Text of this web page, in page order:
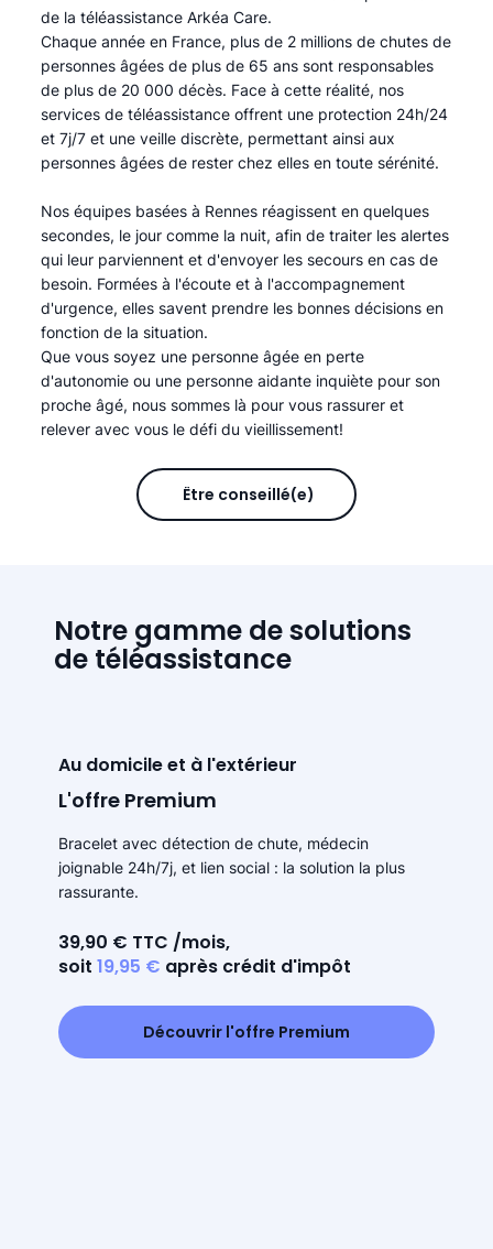
de la téléassistance Arkéa Care.
Chaque année en France, plus de 2 millions de chutes de
personnes âgées de plus de 65 ans sont responsables
de plus de 20 000 décès. Face à cette réalité, nos
services de téléassistance offrent une protection 24h/24
et 7j/7 et une veille discrète, permettant ainsi aux
personnes âgées de rester chez elles en toute sérénité.​
Nos équipes basées à Rennes réagissent en quelques
secondes, le jour comme la nuit, afin de traiter les alertes
qui leur parviennent et d'envoyer les secours en cas de
besoin. Formées à l'écoute et à l'accompagnement
d'urgence, elles savent prendre les bonnes décisions en
fonction de la situation.
Que vous soyez une personne âgée en perte
d'autonomie ou une personne aidante inquiète pour son
proche âgé, nous sommes là pour vous rassurer et
relever avec vous le défi du vieillissement!
Être conseillé(e)
Notre gamme de solutions
de téléassistance
Au domicile et à l'extérieur
L'offre Premium
Bracelet avec détection de chute, médecin
joignable 24h/7j, et lien social : la solution la plus
rassurante.
39,90 € TTC /mois,
soit 19,95 € après crédit d'impôt
Découvrir l'offre Premium